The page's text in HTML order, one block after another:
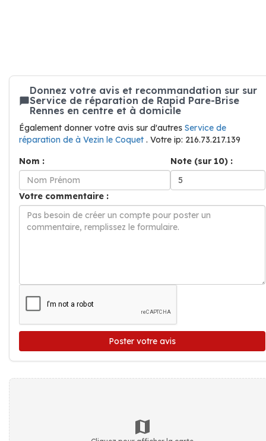
Donnez votre avis et recommandation sur sur
Service de réparation de Rapid Pare-Brise
Rennes en centre et à domicile
Également donner votre avis sur d'autres Service de
réparation de à Vezin le Coquet . Votre ip: 216.73.217.139
Nom :
Note (sur 10) :
Votre commentaire :
Poster votre avis